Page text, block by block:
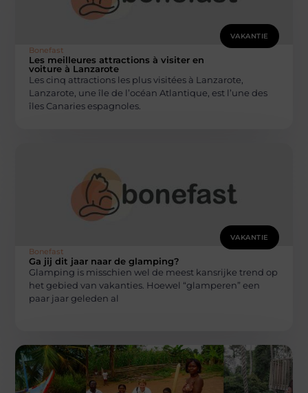
VAKANTIE
Bonefast
Les meilleures attractions à visiter en
voiture à Lanzarote
Les cinq attractions les plus visitées à Lanzarote,
Lanzarote, une île de l’océan Atlantique, est l’une des
îles Canaries espagnoles.
VAKANTIE
Bonefast
Ga jij dit jaar naar de glamping?
Glamping is misschien wel de meest kansrijke trend op
het gebied van vakanties. Hoewel “glamperen” een
paar jaar geleden al